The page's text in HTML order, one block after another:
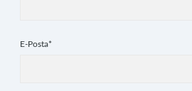
E-Posta*